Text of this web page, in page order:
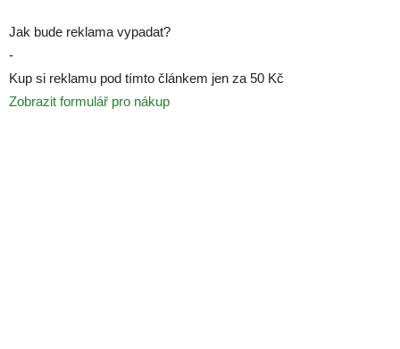
Jak bude reklama vypadat?
-
Kup si reklamu pod tímto článkem jen za 50 Kč
Zobrazit formulář pro nákup